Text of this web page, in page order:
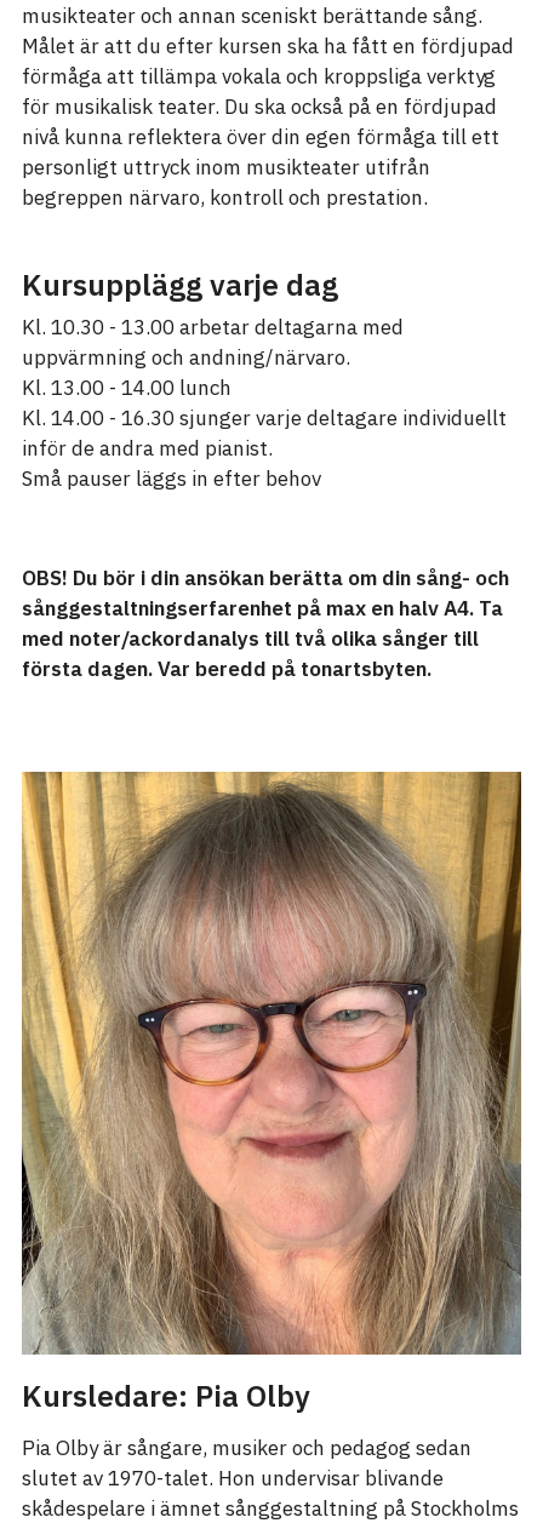
musikteater och annan sceniskt berättande sång.
Målet är att du efter kursen ska ha fått en fördjupad
förmåga att tillämpa vokala och kroppsliga verktyg
för musikalisk teater. Du ska också på en fördjupad
nivå kunna reflektera över din egen förmåga till ett
personligt uttryck inom musikteater utifrån
begreppen närvaro, kontroll och prestation.
Kursupplägg varje dag
Kl. 10.30 - 13.00 arbetar deltagarna med
uppvärmning och andning/närvaro.
Kl. 13.00 - 14.00 lunch
Kl. 14.00 - 16.30 sjunger varje deltagare individuellt
inför de andra med pianist.
Små pauser läggs in efter behov
OBS! Du bör i din ansökan berätta om din sång- och
sånggestaltningserfarenhet på max en halv A4. Ta
med noter/ackordanalys till två olika sånger till
första dagen. Var beredd på tonartsbyten.
Kursledare: Pia Olby
Pia Olby är sångare, musiker och pedagog sedan
slutet av 1970-talet. Hon undervisar blivande
skådespelare i ämnet sånggestaltning på Stockholms